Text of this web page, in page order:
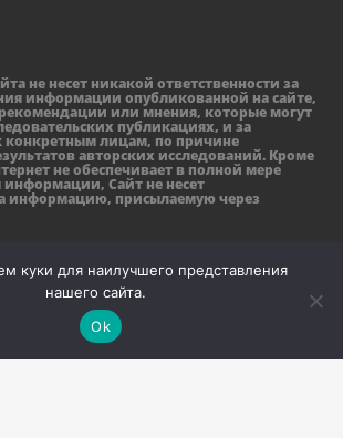
не несет никакой ответственности за
информации опубликованной на сайте,
или мнения, которые могут
публикациях, и за
конкретным лицам, по причине
авторских исследований. Кроме
не обеспечивает в полной мере
Сайт не несет
информацию, присылаемую через
куки для наилучшего представления
нашего сайта.
Ok